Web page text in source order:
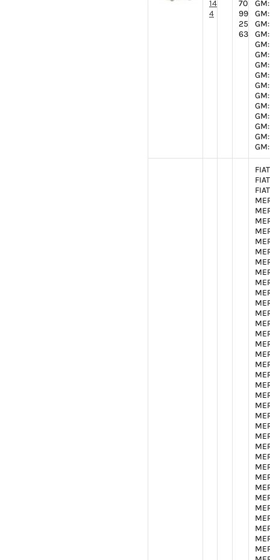
14
4
70
99
25
63